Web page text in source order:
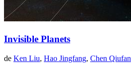
Invisible Planets
de Ken Liu, Hao Jingfang, Chen Qiufan